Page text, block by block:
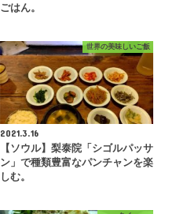
ごはん。
世界の美味しいご飯
2021.3.16
【ソウル】梨泰院「シゴルパッサ
ン」で種類豊富なパンチャンを楽
しむ。